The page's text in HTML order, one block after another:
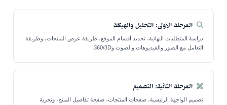
المرحلة الأولى: التحليل والهيكلة
دراسة المتطلبات النهائية، تحديد أقسام الموقع، طريقة عرض المنتجات، وطريقة
التعامل مع الصور والفيديوهات والصوت و360/3D.
المرحلة الثانية: التصميم
تصميم الواجهة الرئيسية، صفحات المنتجات، صفحة تفاصيل المنتج، وتجربة